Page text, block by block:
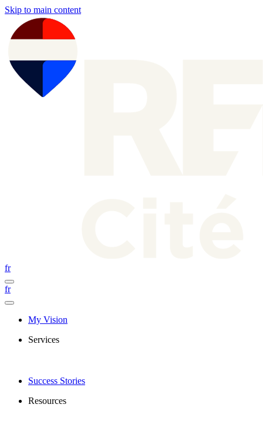
Skip to main content
fr
fr
My Vision
Services
Success Stories
Resources